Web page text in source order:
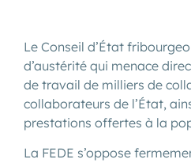
Le Conseil d’État
d’austérité qui menace
de travail de milliers de
collaborateurs de l’État,
prestations offertes à la
La FEDE s’oppose